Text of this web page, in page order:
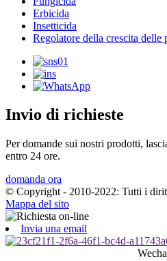
Erbicida
Insetticida
Regolatore della crescita delle
Invio di richieste
Per domande sui nostri prodotti,
entro 24 ore.
domanda ora
© Copyright - 2010-2022: Tutti i
Mappa del sito
Invia una email